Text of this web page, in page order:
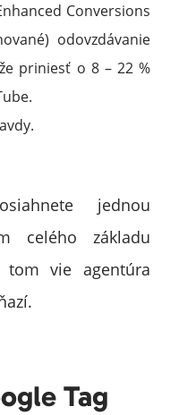
Conversions
odovzdávanie
priniesť o 8 – 22 %
jednou
celého základu
vie agentúra
Tag